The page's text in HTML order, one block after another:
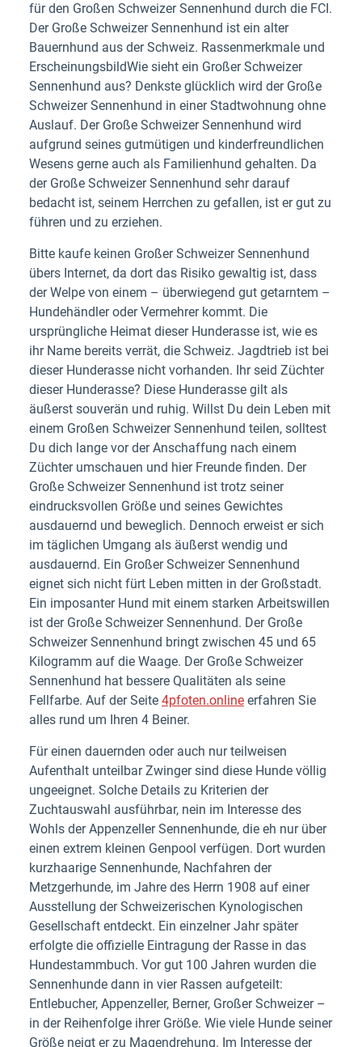
für den Großen Schweizer Sennenhund durch die FCI.
Der Große Schweizer Sennenhund ist ein alter
Bauernhund aus der Schweiz. Rassenmerkmale und
ErscheinungsbildWie sieht ein Großer Schweizer
Sennenhund aus? Denkste glücklich wird der Große
Schweizer Sennenhund in einer Stadtwohnung ohne
Auslauf. Der Große Schweizer Sennenhund wird
aufgrund seines gutmütigen und kinderfreundlichen
Wesens gerne auch als Familienhund gehalten. Da
der Große Schweizer Sennenhund sehr darauf
bedacht ist, seinem Herrchen zu gefallen, ist er gut zu
führen und zu erziehen.
Bitte kaufe keinen Großer Schweizer Sennenhund
übers Internet, da dort das Risiko gewaltig ist, dass
der Welpe von einem – überwiegend gut getarntem –
Hundehändler oder Vermehrer kommt. Die
ursprüngliche Heimat dieser Hunderasse ist, wie es
ihr Name bereits verrät, die Schweiz. Jagdtrieb ist bei
dieser Hunderasse nicht vorhanden. Ihr seid Züchter
dieser Hunderasse? Diese Hunderasse gilt als
äußerst souverän und ruhig. Willst Du dein Leben mit
einem Großen Schweizer Sennenhund teilen, solltest
Du dich lange vor der Anschaffung nach einem
Züchter umschauen und hier Freunde finden. Der
Große Schweizer Sennenhund ist trotz seiner
eindrucksvollen Größe und seines Gewichtes
ausdauernd und beweglich. Dennoch erweist er sich
im täglichen Umgang als äußerst wendig und
ausdauernd. Ein Großer Schweizer Sennenhund
eignet sich nicht fürt Leben mitten in der Großstadt.
Ein imposanter Hund mit einem starken Arbeitswillen
ist der Große Schweizer Sennenhund. Der Große
Schweizer Sennenhund bringt zwischen 45 und 65
Kilogramm auf die Waage. Der Große Schweizer
Sennenhund hat bessere Qualitäten als seine
Fellfarbe. Auf der Seite 4pfoten.online erfahren Sie
alles rund um Ihren 4 Beiner.
Für einen dauernden oder auch nur teilweisen
Aufenthalt unteilbar Zwinger sind diese Hunde völlig
ungeeignet. Solche Details zu Kriterien der
Zuchtauswahl ausführbar, nein im Interesse des
Wohls der Appenzeller Sennenhunde, die eh nur über
einen extrem kleinen Genpool verfügen. Dort wurden
kurzhaarige Sennenhunde, Nachfahren der
Metzgerhunde, im Jahre des Herrn 1908 auf einer
Ausstellung der Schweizerischen Kynologischen
Gesellschaft entdeckt. Ein einzelner Jahr später
erfolgte die offizielle Eintragung der Rasse in das
Hundestammbuch. Vor gut 100 Jahren wurden die
Sennenhunde dann in vier Rassen aufgeteilt:
Entlebucher, Appenzeller, Berner, Großer Schweizer –
in der Reihenfolge ihrer Größe. Wie viele Hunde seiner
Größe neigt er zu Magendrehung. Im Interesse der